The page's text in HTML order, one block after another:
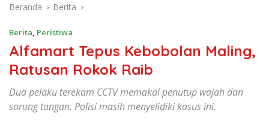
Beranda Berita
Berita, Peristiwa
Alfamart Tepus Kebobolan Maling,
Ratusan Rokok Raib
Dua pelaku terekam CCTV memakai penutup wajah dan
sarung tangan. Polisi masih menyelidiki kasus ini.